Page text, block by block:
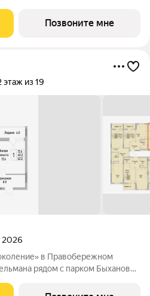
4
Позвоните мне
этаж из 19
2026
в Правобережном
рядом с парком Быханов